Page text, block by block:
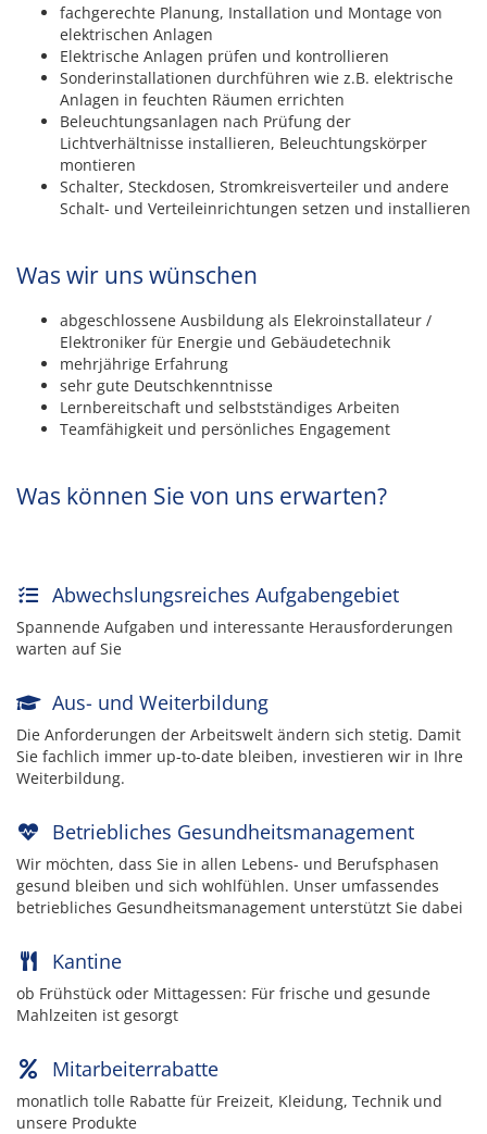
fachgerechte Planung, Installation und Montage von
elektrischen Anlagen
Elektrische Anlagen prüfen und kontrollieren
Sonderinstallationen durchführen wie z.B. elektrische
Anlagen in feuchten Räumen errichten
Beleuchtungsanlagen nach Prüfung der
Lichtverhältnisse installieren, Beleuchtungskörper
montieren
Schalter, Steckdosen, Stromkreisverteiler und andere
Schalt- und Verteileinrichtungen setzen und installieren
Was wir uns wünschen
abgeschlossene Ausbildung als Elekroinstallateur /
Elektroniker für Energie und Gebäudetechnik
mehrjährige Erfahrung
sehr gute Deutschkenntnisse
Lernbereitschaft und selbstständiges Arbeiten
Teamfähigkeit und persönliches Engagement
Was können Sie von uns erwarten?
Abwechslungsreiches Aufgabengebiet
Spannende Aufgaben und interessante Herausforderungen
warten auf Sie
Aus- und Weiterbildung
Die Anforderungen der Arbeitswelt ändern sich stetig. Damit
Sie fachlich immer up-to-date bleiben, investieren wir in Ihre
Weiterbildung.
Betriebliches Gesundheitsmanagement
Wir möchten, dass Sie in allen Lebens- und Berufsphasen
gesund bleiben und sich wohlfühlen. Unser umfassendes
betriebliches Gesundheitsmanagement unterstützt Sie dabei
Kantine
ob Frühstück oder Mittagessen: Für frische und gesunde
Mahlzeiten ist gesorgt
Mitarbeiterrabatte
monatlich tolle Rabatte für Freizeit, Kleidung, Technik und
unsere Produkte